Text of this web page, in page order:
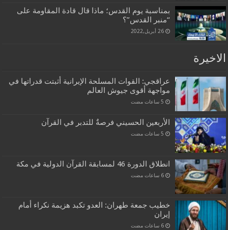
بمناسبة يوم القدس؛ ماذا قال قادة المقاومة على
“منبر القدس”؟
26 أبريل,2022
الاخيرة
عراقجي: القوات المسلحة الإيرانية أثبتت قدراتها في
مواجهة أقوى جيوش العالم
الأربعين الحسيني فرصةٌ للتدبر في القرآن
انطلاق الدورة 46 لمسابقة القرآن الدولية في مكة
‏6 ساعات مضت
خطيب جمعة طهران: العدو تكبد هزيمة نكراء أمام
إيران
‏6 ساعات مضت